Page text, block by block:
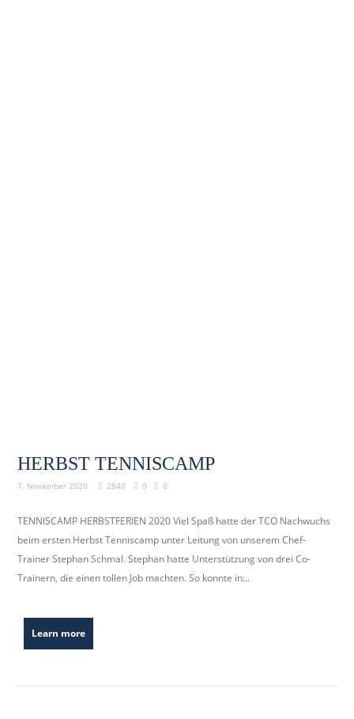
HERBST TENNISCAMP
7. November 2020 2840 0 0
TENNISCAMP HERBSTFERIEN 2020 Viel Spaß hatte der TCO Nachwuchs
beim ersten Herbst Tenniscamp unter Leitung von unserem Chef-
Trainer Stephan Schmal. Stephan hatte Unterstützung von drei Co-
Trainern, die einen tollen Job machten. So konnte in...
Learn more